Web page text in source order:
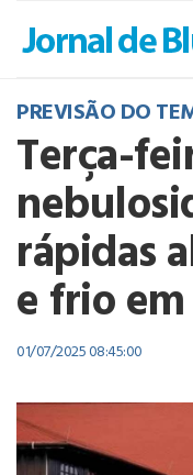
PREVISÃO DO
Terça-
rápidas
e frio
01/07/2025 08:45:00